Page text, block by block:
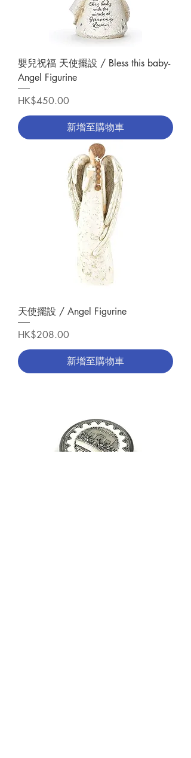
嬰兒祝福 天使擺設 / Bless this baby-
Angel Figurine
價格
HK$450.00
新增至購物車
天使擺設 / Angel Figurine
價格
HK$208.00
新增至購物車